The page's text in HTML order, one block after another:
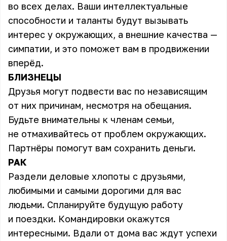
во всех делах. Ваши интеллектуальные
способности и таланты будут вызывать
интерес у окружающих, а внешние качества —
симпатии, и это поможет вам в продвижении
вперёд.
БЛИЗНЕЦЫ
Друзья могут подвести вас по независящим
от них причинам, несмотря на обещания.
Будьте внимательны к членам семьи,
не отмахивайтесь от проблем окружающих.
Партнёры помогут вам сохранить деньги.
РАК
Раздели деловые хлопоты с друзьями,
любимыми и самыми дорогими для вас
людьми. Спланируйте будущую работу
и поездки. Командировки окажутся
интересными. Вдали от дома вас ждут успехи